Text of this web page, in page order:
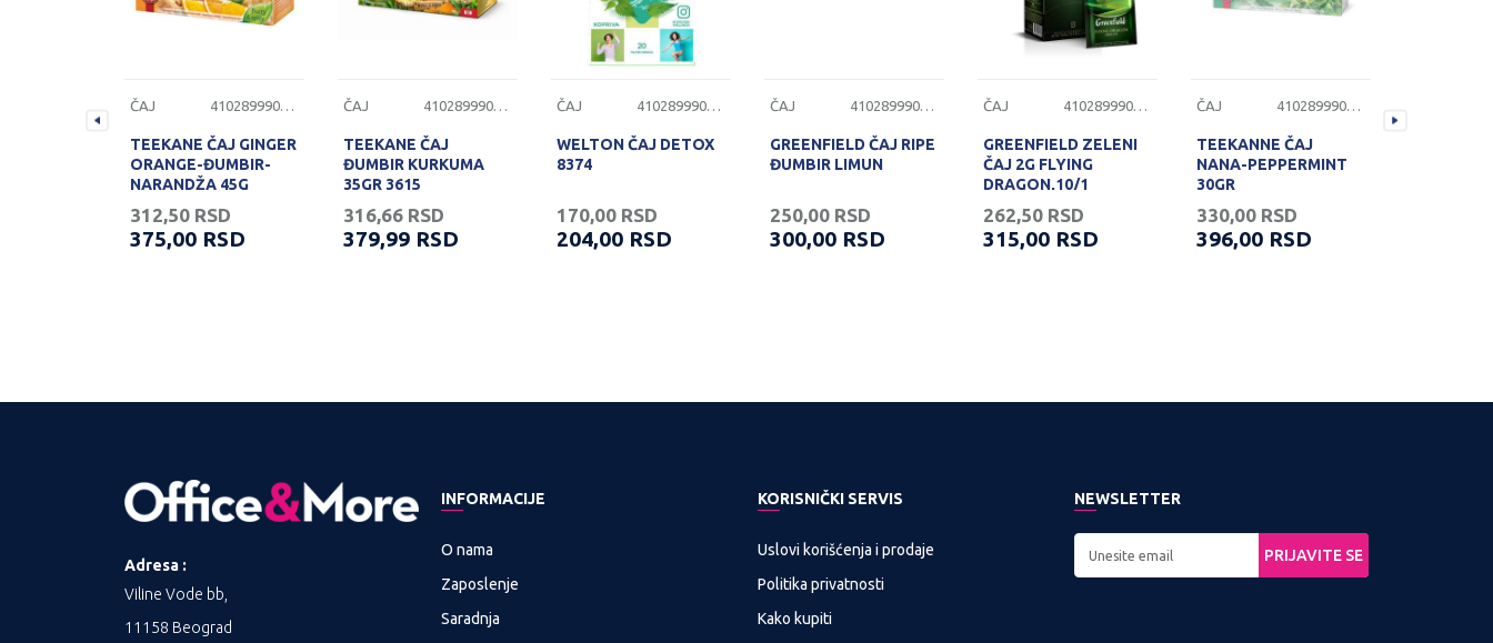
ČAJ 4102899900839
TEEKANE ČAJ GINGER
ORANGE-ĐUMBIR-
NARANDŽA 45G
312,50 RSD
375,00 RSD
ČAJ 4102899900855
TEEKANE ČAJ
ĐUMBIR KURKUMA
35GR 3615
316,66 RSD
379,99 RSD
ČAJ 4102899900815
WELTON ČAJ DETOX
8374
170,00 RSD
204,00 RSD
ČAJ 4102899900835
GREENFIELD ČAJ RIPE
ĐUMBIR LIMUN
250,00 RSD
300,00 RSD
ČAJ 4102899900833
GREENFIELD ZELENI
ČAJ 2G FLYING
DRAGON,10/1
262,50 RSD
315,00 RSD
ČAJ 4102899900809
TEEKANNE ČAJ
NANA-PEPPERMINT
30GR
330,00 RSD
396,00 RSD
Adresa :
Viline Vode bb,
11158 Beograd
INFORMACIJE
O nama
Zaposlenje
Saradnja
KORISNIČKI SERVIS
Uslovi korišćenja i prodaje
Politika privatnosti
Kako kupiti
NEWSLETTER
PRIJAVITE SE